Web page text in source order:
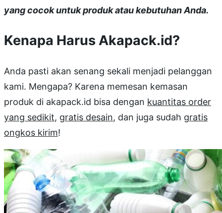
yang cocok untuk produk atau kebutuhan Anda.
Kenapa Harus Akapack.id?
Anda pasti akan senang sekali menjadi pelanggan
kami. Mengapa? Karena memesan kemasan
produk di akapack.id bisa dengan kuantitas order
yang sedikit, gratis desain, dan juga sudah gratis
ongkos kirim!